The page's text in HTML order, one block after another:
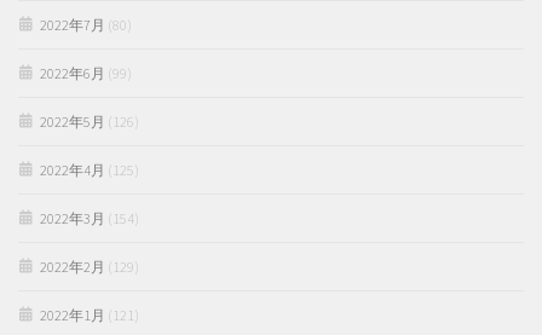
2022年7月 (80)
2022年6月 (99)
2022年5月 (126)
2022年4月 (125)
2022年3月 (154)
2022年2月 (129)
2022年1月 (121)